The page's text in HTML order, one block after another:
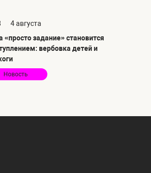
4 августа
«просто задание» становится
вербовка детей и
Новость